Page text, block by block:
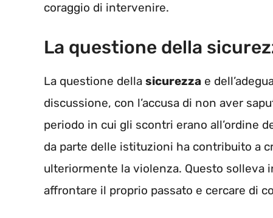
coraggio di intervenire.
La questione della
La questione della sicurezza e
discussione, con l’accusa di non aver
periodo in cui gli scontri erano all’ordine
da parte delle istituzioni ha contribuito a
ulteriormente la violenza. Questo solleva
affrontare il proprio passato e cercare di